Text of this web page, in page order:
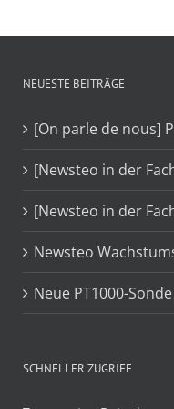
NEUESTE BEITRÄGE
[On parle de nous]
[Newsteo in der
[Newsteo in der
Newsteo
Neue PT1000-Sonde
SCHNELLER ZUGRIFF